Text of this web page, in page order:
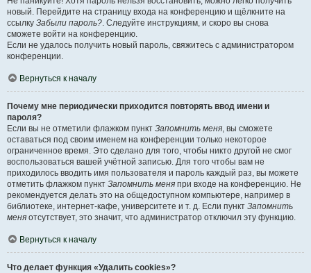
новый. Перейдите на страницу входа на конференцию и щёлкните на
ссылку Забыли пароль?. Следуйте инструкциям, и скоро вы снова
сможете войти на конференцию.
Если не удалось получить новый пароль, свяжитесь с администратором
конференции.
Вернуться к началу
Почему мне периодически приходится повторять ввод имени и
пароля?
Если вы не отметили флажком пункт Запомнить меня, вы сможете
оставаться под своим именем на конференции только некоторое
ограниченное время. Это сделано для того, чтобы никто другой не смог
воспользоваться вашей учётной записью. Для того чтобы вам не
приходилось вводить имя пользователя и пароль каждый раз, вы можете
отметить флажком пункт Запомнить меня при входе на конференцию. Не
рекомендуется делать это на общедоступном компьютере, например в
библиотеке, интернет-кафе, университете и т. д. Если пункт Запомнить
меня отсутствует, это значит, что администратор отключил эту функцию.
Вернуться к началу
Что делает функция «Удалить cookies»?